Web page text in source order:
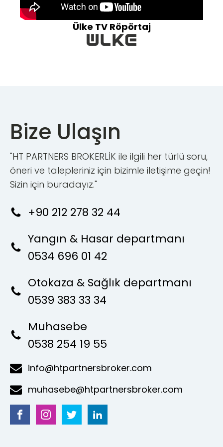
Ülke TV Röpörtaj
Bize Ulaşın
"HT PARTNERS BROKERLİK ile ilgili her türlü soru,
öneri ve talepleriniz için bizimle iletişime geçin!
Sizin için buradayız."
+90 212 278 32 44
Yangın & Hasar departmanı
0534 696 01 42
Otokaza & Sağlık departmanı
0539 383 33 34
Muhasebe
0538 254 19 55
info@htpartnersbroker.com
muhasebe@htpartnersbroker.com